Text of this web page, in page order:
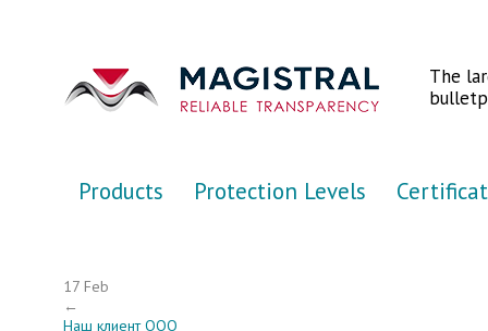
The
Products Protection Levels
17 Feb
←
Наш клиент ООО